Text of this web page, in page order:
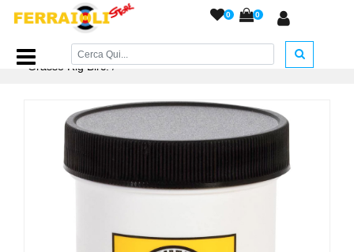
0 0
Home Page/ACCESSORI ARMERIA/Prodotti Pulizia /
Grasso Rig Birc./